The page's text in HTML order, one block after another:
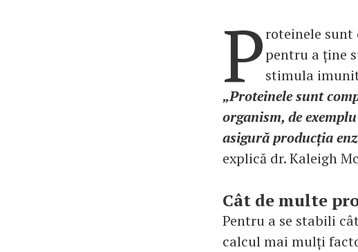
Proteinele sunt
pentru a ține
stimula
„Proteinele sunt
organism, de
asigură producția
explică dr. Kaleigh
Cât de multe
Pentru a se stabili
calcul mai mulți